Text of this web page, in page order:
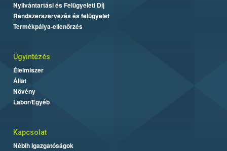
Nyilvántartási és Felügyeleti Díj
Rendszerszervezés és felügyelet
Termékpálya-ellenőrzés
Ügyintézés
Élelmiszer
Állat
Növény
Labor/Egyéb
Kapcsolat
Nébih Igazgatóságok